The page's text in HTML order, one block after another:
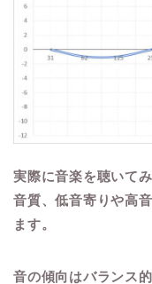
実際に音楽を聴いて
音質、低音寄りや高
ます。
音の傾向はバランス